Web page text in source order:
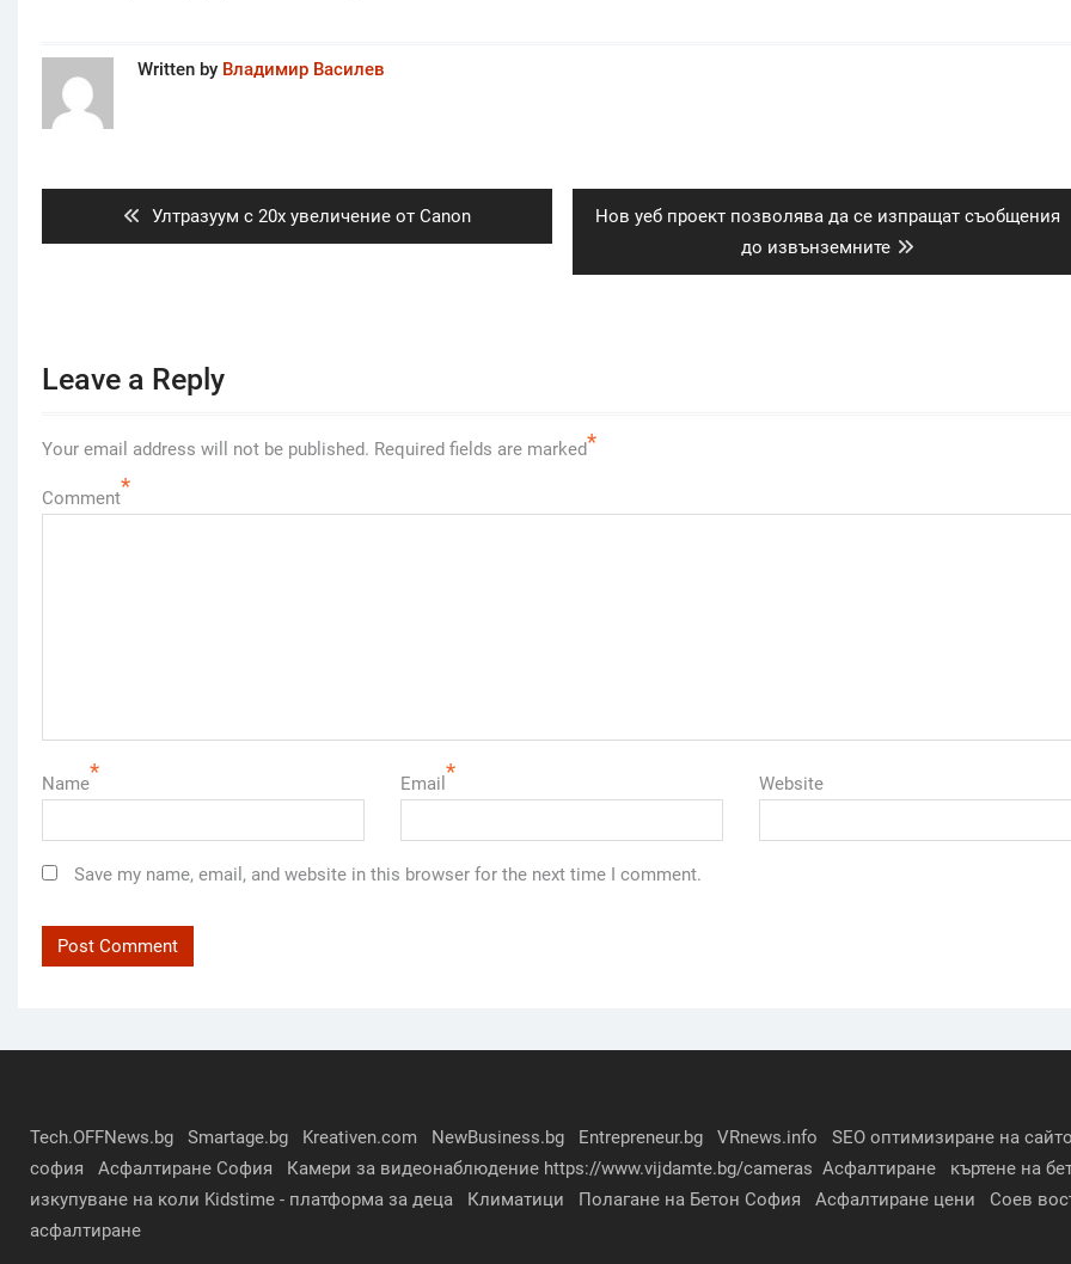
Written by Владимир Василев
Previous
post:
Ултразуум с 20х увеличение от Canon
Next
Нов уеб проект позволява да се изпращат съобщения
до извънземните
Leave a Reply
Your email address will not be published. Required fields are marked*
Comment*
Name* Email * Website
Save my name, email, and website in this browser for the next time I comment.
Tech.OFFNews.bg Smartage.bg Kreativen.com NewBusiness.bg Entrepreneur.bg VRnews.info
SEO оптимизиране на
софия
Асфалтиране София Камери за видеонаблюдение https://www.vijdamte.bg/cameras Асфалтиране
къртене на
изкупуване на коли Kidstime - платформа за деца Климатици Полагане на Бетон София Асфалтиране цени
Соев
асфалтиране